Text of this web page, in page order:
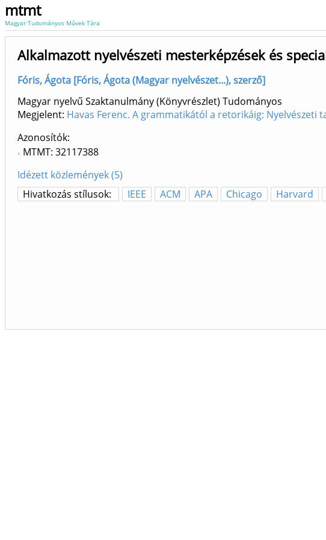
mtmt
Magyar Tudományos Művek Tára
Alkalmazott nyelvészeti mesterképzések és
Fóris, Ágota [Fóris, Ágota (Magyar nyelvészet...), szerző]
Magyar nyelvű Szaktanulmány (Könyvrészlet) Tudományos
Megjelent: Havas Ferenc. A grammatikától a retorikáig: Nyelvészeti
Azonosítók
MTMT: 32117388
Idézett közlemények (5)
Hivatkozás stílusok:
IEEE ACM APA Chicago Harvard